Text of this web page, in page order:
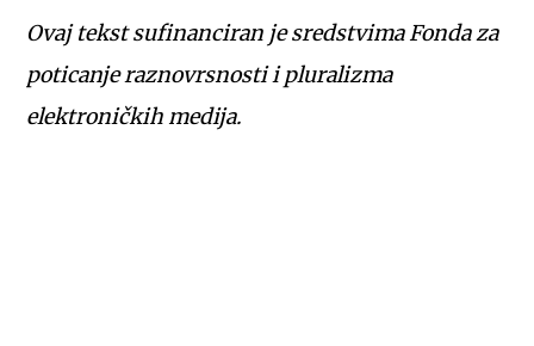
Ovaj tekst sufinanciran je sredstvima Fonda za
poticanje raznovrsnosti i pluralizma
elektroničkih medija.